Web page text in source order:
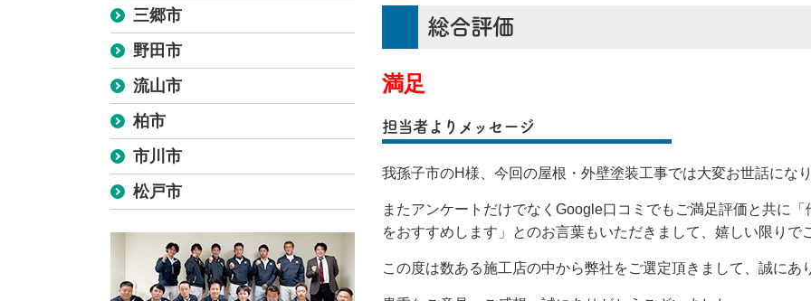
総合評価
満足
担当者よりメッセージ
我孫子市のH様、今回の屋根・外壁塗装工事では大変お世話になり
またアンケートだけでなくGoogle口コミでもご満足評価と共に「
をおすすめします 」とのお言葉もいただきまして、嬉しい限りで
この度は数ある施工店の中から弊社をご選定頂きまして、誠にあ
三郷市
野田市
流山市
柏市
市川市
松戸市